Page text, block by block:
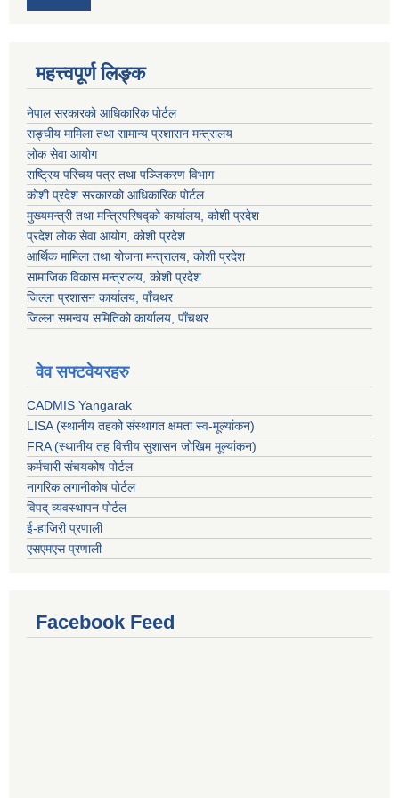
महत्त्वपूर्ण लिङ्क
नेपाल सरकारको आधिकारिक पोर्टल
सङ्‍घीय मामिला तथा सामान्य प्रशासन मन्त्रालय
लोक सेवा आयोग
राष्ट्रिय परिचय पत्र तथा पञ्जिकरण विभाग
कोशी प्रदेश सरकारको आधिकारिक पोर्टल
मुख्यमन्त्री तथा मन्त्रिपरिषद्को कार्यालय, कोशी प्रदेश
प्रदेश लोक सेवा आयोग, कोशी प्रदेश
आर्थिक मामिला तथा योजना मन्त्रालय, कोशी प्रदेश
सामाजिक विकास मन्त्रालय, कोशी प्रदेश
जिल्ला प्रशासन कार्यालय, पाँचथर
जिल्ला समन्वय समितिको कार्यालय, पाँचथर
वेव सफ्टवेयरहरु
CADMIS Yangarak
LISA (स्थानीय तहको संस्थागत क्षमता स्व-मूल्यांकन)
FRA (स्थानीय तह वित्तीय सुशासन जोखिम मूल्यांकन)
कर्मचारी संचयकोष पोर्टल
नागरिक लगानीकोष पोर्टल
विपद् व्यवस्थापन पोर्टल
ई-हाजिरी प्रणाली
एसएमएस प्रणाली
Facebook Feed